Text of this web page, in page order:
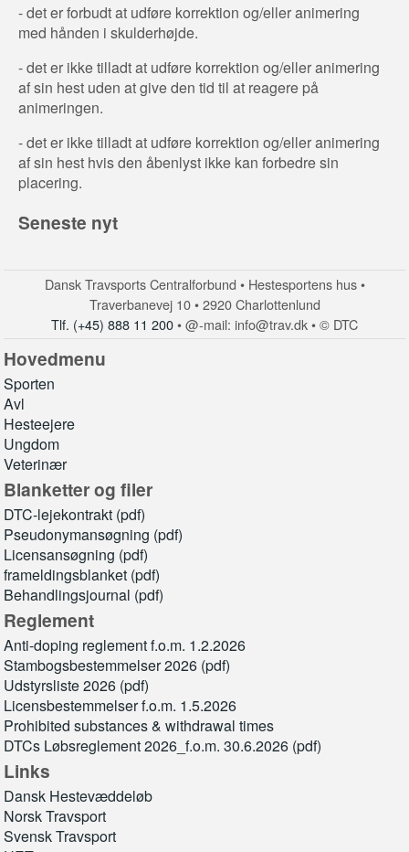
- det er forbudt at udføre korrektion og/eller animering
med hånden i skulderhøjde.
- det er ikke tilladt at udføre korrektion og/eller animering
af sin hest uden at give den tid til at reagere på
animeringen.
- det er ikke tilladt at udføre korrektion og/eller animering
af sin hest hvis den åbenlyst ikke kan forbedre sin
placering.
Seneste nyt
Dansk Travsports Centralforbund • Hestesportens hus •
Traverbanevej 10 • 2920 Charlottenlund
Tlf. (+45) 888 11 200• @-mail: info@trav.dk • © DTC
Hovedmenu
Sporten
Avl
Hesteejere
Ungdom
Veterinær
Blanketter og filer
DTC-lejekontrakt (pdf)
Pseudonymansøgning (pdf)
Licensansøgning (pdf)
frameldingsblanket (pdf)
Behandlingsjournal (pdf)
Reglement
Anti-doping reglement f.o.m. 1.2.2026
Stambogsbestemmelser 2026 (pdf)
Udstyrsliste 2026 (pdf)
Licensbestemmelser f.o.m. 1.5.2026
Prohibited substances & withdrawal times
DTCs Løbsreglement 2026_f.o.m. 30.6.2026 (pdf)
Links
Dansk Hestevæddeløb
Norsk Travsport
Svensk Travsport